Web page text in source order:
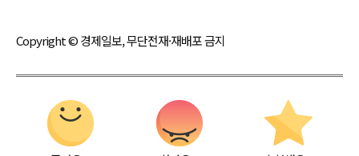
Copyright © 경제일보, 무단전재·재배포 금지